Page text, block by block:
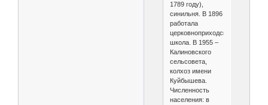
1789 году),
синильня. В 1896
работала
церковноприходская
школа. В 1955 –
Калиновского
сельсовета,
колхоз имени
Куйбышева.
Численность
населения: в